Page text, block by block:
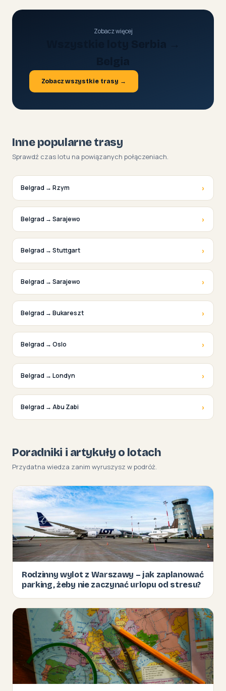
Zobacz więcej
Zobacz wszystkie trasy →
Inne popularne trasy
Sprawdź czas lotu na powiązanych połączeniach.
Belgrad → Rzym ›
Belgrad → Sarajewo ›
Belgrad → Stuttgart ›
Belgrad → Sarajewo ›
Belgrad → Bukareszt ›
Belgrad → Oslo ›
Belgrad → Londyn ›
Belgrad → Abu Zabi ›
Poradniki i artykuły o lotach
Przydatna wiedza zanim wyruszysz w podróż.
Rodzinny wylot z Warszawy – jak zaplanować
parking, żeby nie zaczynać urlopu od stresu?